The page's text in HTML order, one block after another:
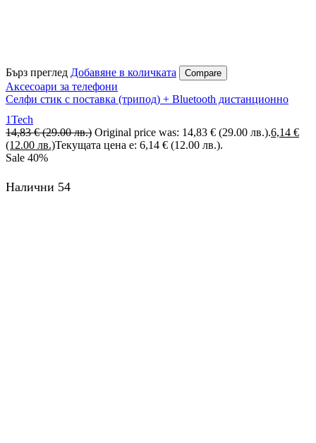
Бърз преглед Добавяне в количката Compare
Аксесоари за телефони
Селфи стик с поставка (трипод) + Bluetooth дистанционно
1Tech
14,83€ (29.00 лв.) Original price was: 14,83 € (29.00 лв.).6,14 €
(12.00 лв.)Текущата цена е: 6,14 € (12.00 лв.).
Sale 40%
Налични 54